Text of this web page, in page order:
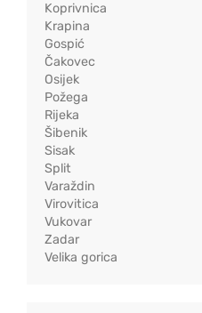
Koprivnica
Krapina
Gospić
Čakovec
Osijek
Požega
Rijeka
Šibenik
Sisak
Split
Varaždin
Virovitica
Vukovar
Zadar
Velika gorica